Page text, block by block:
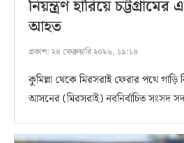
নিয়ন্ত্রণ হারিয়ে
আহত
প্রকাশ: ২৪ ফেব্রুয়ারি ২০২৬, ১৯:১৪
কুমিল্লা থেকে মিরসরাই ফেরার পথে গাড়ি
আসনের (মিরসরাই) নবনির্বাচিত সংসদ